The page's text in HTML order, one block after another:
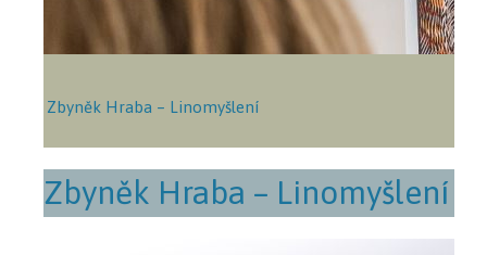
Zbyněk Hraba – Linomyšlení
Zbyněk Hraba – Linomyšlení